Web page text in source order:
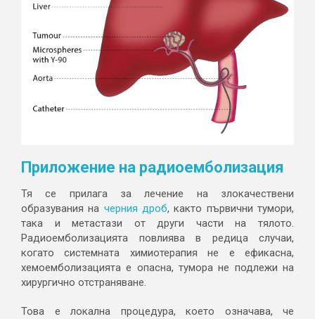
Приложение на радиоемболизация
Тя се прилага за лечение на злокачествени
образувания на черния дроб, както първични тумори,
така и метастази от други части на тялото.
Радиоемболизацията повлиява в редица случаи,
когато системната химиотерапия не е ефикасна,
хемоемболизацията е опасна, тумора не подлежи на
хирургично отстраняване.
Това е локална процедура, което означава, че